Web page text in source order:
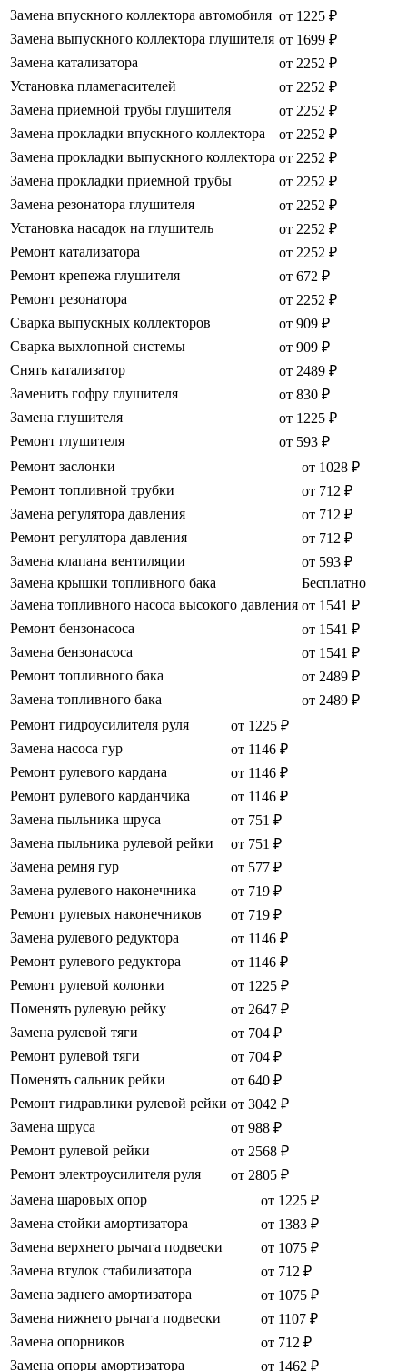
Замена впускного коллектора автомобиля от 1225 ₽
Замена выпускного коллектора глушителя от 1699 ₽
Замена катализатора
от 2252 ₽
Установка пламегасителей
от 2252 ₽
Замена приемной трубы глушителя
от 2252 ₽
Замена прокладки впускного коллектора
от 2252 ₽
Замена прокладки выпускного коллектора от 2252 ₽
Замена прокладки приемной трубы
от 2252 ₽
Замена резонатора глушителя
от 2252 ₽
Установка насадок на глушитель
от 2252 ₽
Ремонт катализатора
от 2252 ₽
Ремонт крепежа глушителя
от 672 ₽
Ремонт резонатора
от 2252 ₽
Сварка выпускных коллекторов
от 909 ₽
Сварка выхлопной системы
от 909 ₽
Снять катализатор
от 2489 ₽
Заменить гофру глушителя
от 830 ₽
Замена глушителя
от 1225 ₽
Ремонт глушителя
от 593 ₽
Ремонт заслонки
от 1028 ₽
Ремонт топливной трубки
от 712 ₽
Замена регулятора давления
от 712 ₽
Ремонт регулятора давления
от 712 ₽
Замена клапана вентиляции
от 593 ₽
Замена крышки топливного бака
Бесплатно
Замена топливного насоса высокого давления от 1541 ₽
Ремонт бензонасоса
от 1541 ₽
Замена бензонасоса
от 1541 ₽
Ремонт топливного бака
от 2489 ₽
Замена топливного бака
от 2489 ₽
Ремонт гидроусилителя руля
от 1225 ₽
Замена насоса гур
от 1146 ₽
Ремонт рулевого кардана
от 1146 ₽
Ремонт рулевого карданчика
от 1146 ₽
Замена пыльника шруса
от 751 ₽
Замена пыльника рулевой рейки
от 751 ₽
Замена ремня гур
от 577 ₽
Замена рулевого наконечника
от 719 ₽
Ремонт рулевых наконечников
от 719 ₽
Замена рулевого редуктора
от 1146 ₽
Ремонт рулевого редуктора
от 1146 ₽
Ремонт рулевой колонки
от 1225 ₽
Поменять рулевую рейку
от 2647 ₽
Замена рулевой тяги
от 704 ₽
Ремонт рулевой тяги
от 704 ₽
Поменять сальник рейки
от 640 ₽
Ремонт гидравлики рулевой рейки от 3042 ₽
Замена шруса
от 988 ₽
Ремонт рулевой рейки
от 2568 ₽
Ремонт электроусилителя руля
от 2805 ₽
Замена шаровых опор
от 1225 ₽
Замена стойки амортизатора
от 1383 ₽
Замена верхнего рычага подвески
от 1075 ₽
Замена втулок стабилизатора
от 712 ₽
Замена заднего амортизатора
от 1075 ₽
Замена нижнего рычага подвески
от 1107 ₽
Замена опорников
от 712 ₽
Замена опоры амортизатора
от 1462 ₽